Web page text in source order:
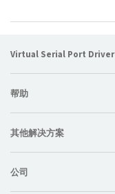
Virtual Serial Port Driver
帮助
其他解决方案
公司